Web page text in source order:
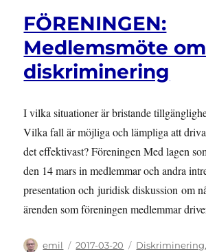
FÖRENINGEN:
Medlemsmöte om
diskriminering
I vilka situationer är bristande
Vilka fall är möjliga och lämpliga att
det effektivast? Föreningen Med lagen
den 14 mars in medlemmar och andra
presentation och juridisk diskussion om
ärenden som föreningen medlemmar
Författare
emil
Publicerat
2017-03-20 Kategorier
Diskriminering,